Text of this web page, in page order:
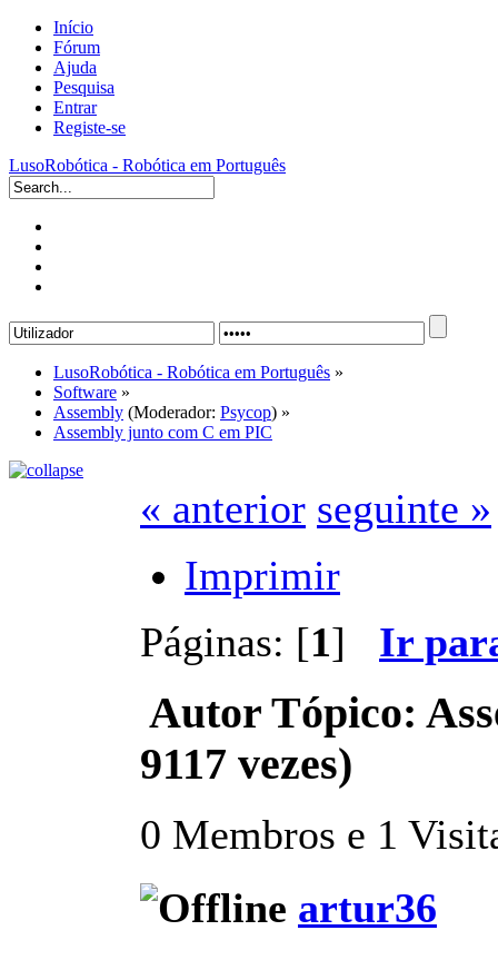
Início
Fórum
Ajuda
Pesquisa
Entrar
Registe-se
LusoRobótica - Robótica em Português
LusoRobótica - Robótica em Português »
Software »
Assembly (Moderador: Psycop) »
Assembly junto com C em PIC
« anterior seguinte »
Imprimir
Páginas: [1] Ir
Autor Tópico:
9117 vezes)
0 Membros e 1
artur36